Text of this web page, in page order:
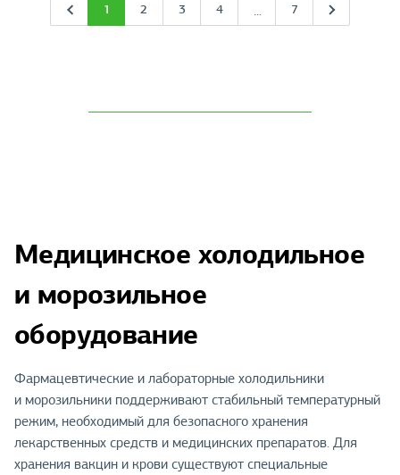
1 2 3 4 ... 7
Медицинское холодильное
и морозильное
оборудование
Фармацевтические и лабораторные холодильники
и морозильники поддерживают стабильный температурный
режим, необходимый для безопасного хранения
лекарственных средств и медицинских препаратов. Для
хранения вакцин и крови существуют специальные